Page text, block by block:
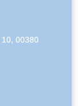
00380